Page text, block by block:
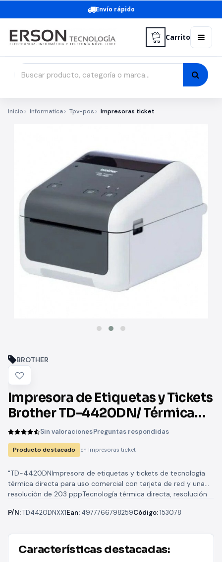
Envío rápido
Carrito
Inicio Informatica Tpv-pos Impresoras ticket
BROTHER
Impresora de Etiquetas y Tickets
Brother TD-4420DN/ Térmica
Directa/ Ancho etiqueta 118mm/
USB-RS-232C/ Blanca y Negra
Sin valoracionesPreguntas respondidas
Producto destacado en Impresoras ticket
"TD-4420DNImpresora de etiquetas y tickets de tecnología
térmica directa para uso comercial con tarjeta de red y una
resolución de 203 pppTecnología térmica directa, resolución
P/N:TD4420DNXX1Ean: 4977766798259Código:153078
Características destacadas: